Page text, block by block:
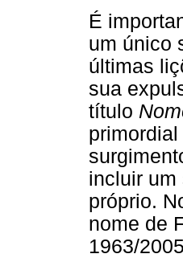
É
um único
últimas
sua
título
incluir um
próprio.
nome de
1963/